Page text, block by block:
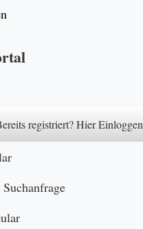
registriert? Hier Einloggen